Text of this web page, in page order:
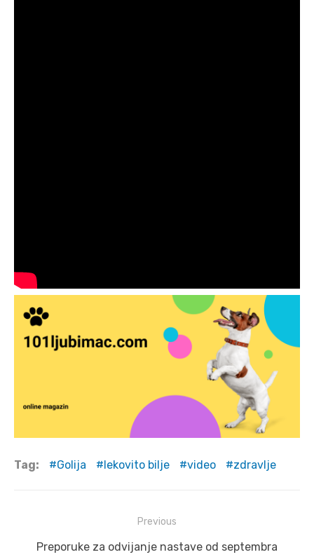
Tag: Golija lekovito bilje video zdravlje
navigation
Previous
Previous
Preporuke za odvijanje nastave od septembra